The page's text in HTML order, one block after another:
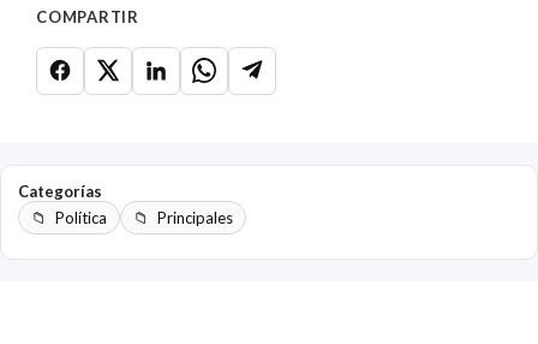
COMPARTIR
Categorías
Política
Principales